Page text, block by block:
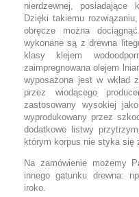
nierdzewnej, posiadające
Dzięki takiemu
obręcze można
wykonane są z drewna
klasy klejem
zaimpregnowana olejem
wyposażona jest w wkład
przez wiodącego
zastosowany wysokiej
wyprodukowany przez
dodatkowe listwy
którym korpus nie styka się
Na zamówienie możemy
innego gatunku drewna:
iroko.